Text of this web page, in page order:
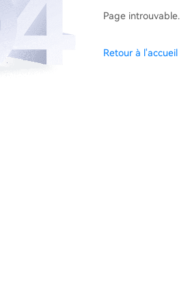
Page introuvable.
Retour à l'accueil